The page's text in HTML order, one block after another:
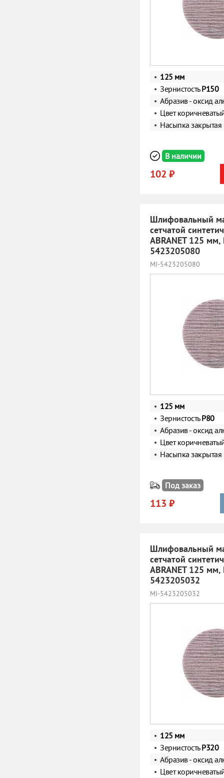
125 мм
ЗернистостьР150
Абразив - оксид
Цвет
Насыпка закрытая
В наличии
102 ₽
Шлифовальный
сетчатой
ABRANET 125 мм,
5423205080
MI-5423205080
125 мм
ЗернистостьР80
Абразив - оксид
Цвет
Насыпка закрытая
Под заказ
113 ₽
Шлифовальный
сетчатой
ABRANET 125 мм,
5423205032
MI-5423205032
125 мм
ЗернистостьР320
Абразив - оксид
Цвет